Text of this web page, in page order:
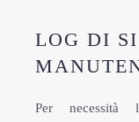
LOG DI
Per necessità